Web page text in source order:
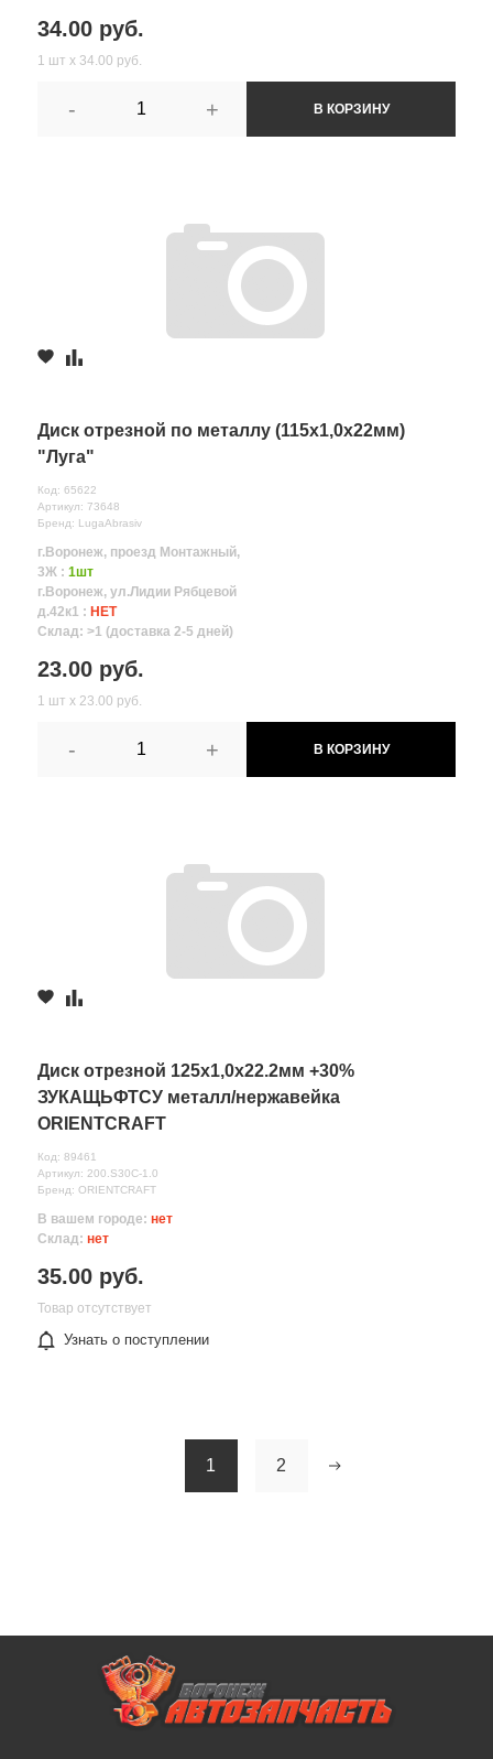
34.00 руб.
1 шт х 34.00 руб.
- + В КОРЗИНУ
Диск отрезной по металлу (115х1,0х22мм)
"Луга"
Код: 65622
Артикул: 73648
Бренд: LugaAbrasiv
г.Воронеж, проезд Монтажный,
3Ж : 1шт
г.Воронеж, ул.Лидии Рябцевой
д.42к1 : НЕТ
Склад: >1 (доставка 2-5 дней)
23.00 руб.
1 шт х 23.00 руб.
- + В КОРЗИНУ
Диск отрезной 125х1,0х22.2мм +30%
ЗУКАЩЬФТСУ металл/нержавейка
ORIENTCRAFT
Код: 89461
Артикул: 200.S30C-1.0
Бренд: ORIENTCRAFT
В вашем городе: нет
Склад: нет
35.00 руб.
Товар отсутствует
Узнать о поступлении
1 2